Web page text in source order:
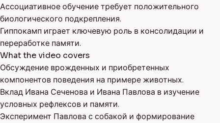
Ассоциативное обучение требует положительного
биологического подкрепления.
Гиппокамп играет ключевую роль в консолидации и
переработке памяти.
What the video covers
Обсуждение врожденных и приобретенных
компонентов поведения на примере животных.
Вклад Ивана Сеченова и Ивана Павлова в изучение
условных рефлексов и памяти.
Эксперимент Павлова с собакой и формирование